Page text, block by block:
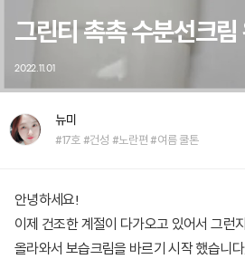
그린티 촉촉 수분선크림
2022.11.01
뉴미
#17호 #건성 #노란편 #여름 쿨톤
안녕하세요!
이제 건조한 계절이 다가오고 있어서 그런
올라와서 보습크림을 바르기 시작 했습니